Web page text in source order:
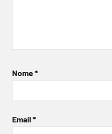
Nome*
Email *